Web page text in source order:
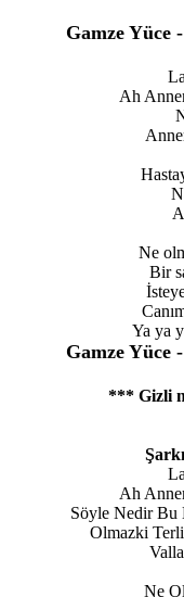
Gamze Yüce
Ah
Ne
Bir
Ya ya
Gamze Yüce
*** Gizli
Ah
Söyle Nedir
Olmazki
Ne